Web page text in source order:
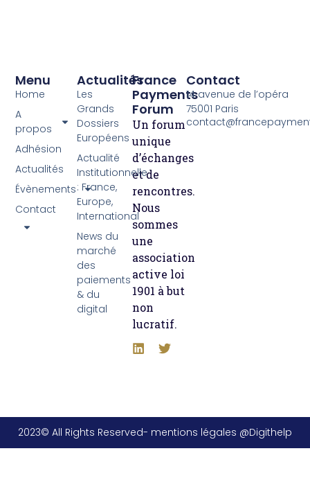
France
Payments
Forum
Un forum
unique
d’échanges
et de
rencontres.
Nous
sommes
une
association
active loi
1901 à but
non
lucratif.
Actualités
Les
Grands
Dossiers
Européens
Actualité
Institutionnelle
: France,
Europe,
International
News du
marché
des
paiements
& du
digital
Menu
Home
A
propos
Adhésion
Actualités
Évènements
Contact
Contact
14 avenue de l’opéra
75001 Paris
2023© All Rights Reserved- mentions légales @Digithelp